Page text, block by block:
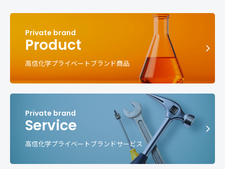
Product
高信化学プライベートブランド商品
Service
高信化学プライベートブランドサービス